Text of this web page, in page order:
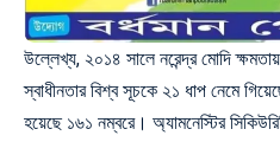
উল্লেখ্য, ২০১৪ সালে নরেন্দ্র মোদি
স্বাধীনতার বিশ্ব সূচকে ২১ ধাপ নেমে
হয়েছে ১৬১ নম্বরে। অ্যামনেস্টির